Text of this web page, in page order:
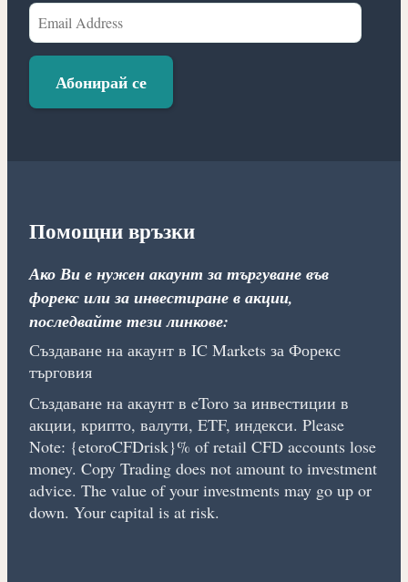
Email
Address
Абонирай се
Помощни връзки
Ако Ви е нужен акаунт за търгуване във
форекс или за инвестиране в акции,
последвайте тези линкове:
Създаване на акаунт в IC Markets за Форекс
търговия
Създаване на акаунт в eToro за инвестиции в
акции, крипто, валути, ETF, индекси. Please
Note: {etoroCFDrisk}% of retail CFD accounts lose
money. Copy Trading does not amount to investment
advice. The value of your investments may go up or
down. Your capital is at risk.